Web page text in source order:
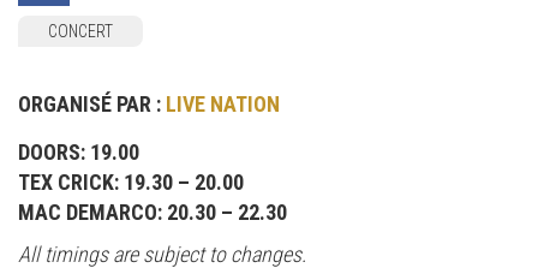
CONCERT
ORGANISÉ PAR : LIVE NATION
DOORS: 19.00
TEX CRICK: 19.30 – 20.00
MAC DEMARCO: 20.30 – 22.30
All timings are subject to changes.